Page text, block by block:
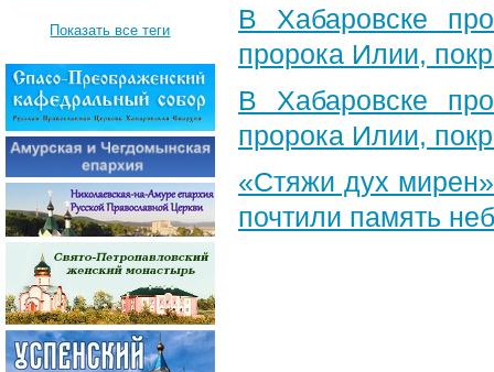
В Хабаровске
пророка Илии,
В Хабаровске
пророка Илии,
«Стяжи дух
почтили память
Показать все теги